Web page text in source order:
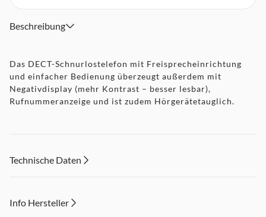
Beschreibung
Das DECT-Schnurlostelefon mit Freisprecheinrichtung
und einfacher Bedienung überzeugt außerdem mit
Negativdisplay (mehr Kontrast – besser lesbar),
Rufnummeranzeige und ist zudem Hörgerätetauglich.
Technische Daten
Info Hersteller